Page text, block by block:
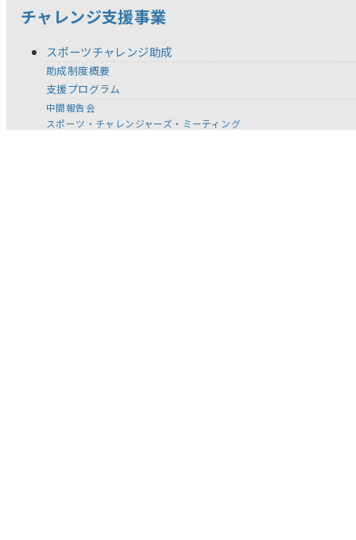
チャレンジ支援事業
スポーツチャレンジ助成
助成制度概要
支援プログラム
中間報告会
スポーツ・チャレンジャーズ・ミーティング